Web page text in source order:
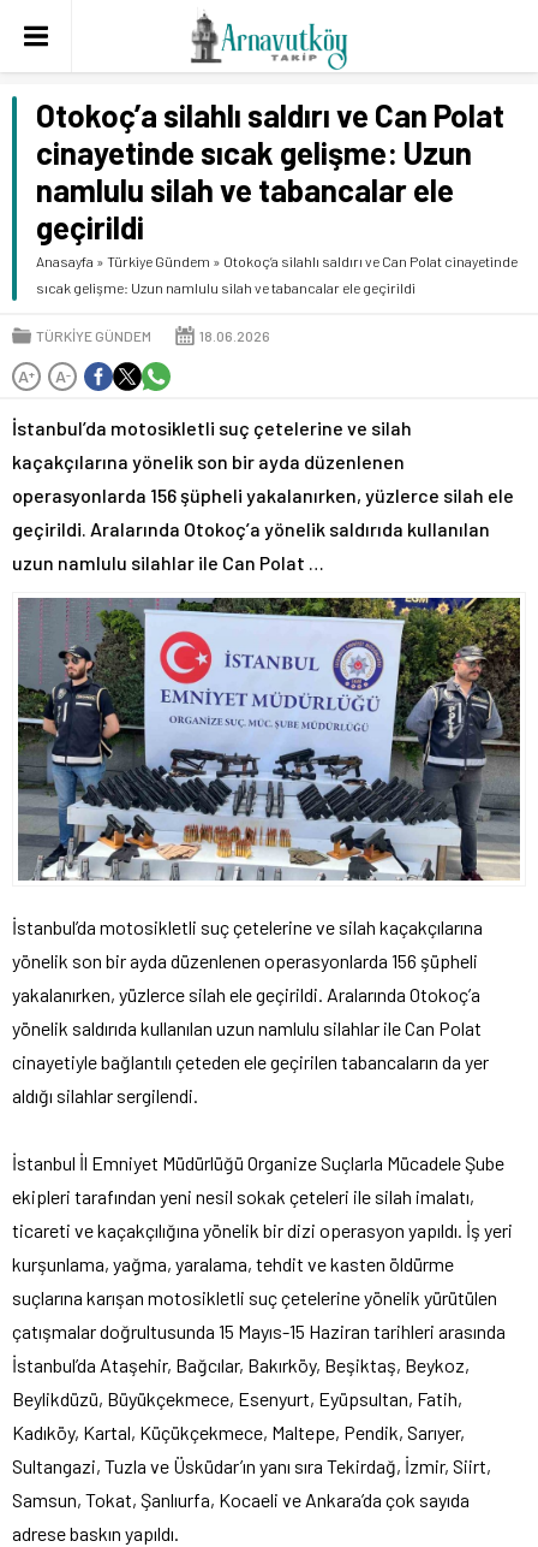
Otokoç’a silahlı saldırı ve Can Polat
cinayetinde sıcak gelişme: Uzun
namlulu silah ve tabancalar ele
geçirildi
Anasayfa » Türkiye Gündem » Otokoç’a silahlı saldırı ve Can Polat cinayetinde
sıcak gelişme: Uzun namlulu silah ve tabancalar ele geçirildi
TÜRKIYE GÜNDEM 18.06.2026
A+ A-
İstanbul’da motosikletli suç çetelerine ve silah
kaçakçılarına yönelik son bir ayda düzenlenen
operasyonlarda 156 şüpheli yakalanırken, yüzlerce silah ele
geçirildi. Aralarında Otokoç’a yönelik saldırıda kullanılan
uzun namlulu silahlar ile Can Polat …
İstanbul’da motosikletli suç çetelerine ve silah kaçakçılarına
yönelik son bir ayda düzenlenen operasyonlarda 156 şüpheli
yakalanırken, yüzlerce silah ele geçirildi. Aralarında Otokoç’a
yönelik saldırıda kullanılan uzun namlulu silahlar ile Can Polat
cinayetiyle bağlantılı çeteden ele geçirilen tabancaların da yer
aldığı silahlar sergilendi.
İstanbul İl Emniyet Müdürlüğü Organize Suçlarla Mücadele Şube
ekipleri tarafından yeni nesil sokak çeteleri ile silah imalatı,
ticareti ve kaçakçılığına yönelik bir dizi operasyon yapıldı. İş yeri
kurşunlama, yağma, yaralama, tehdit ve kasten öldürme
suçlarına karışan motosikletli suç çetelerine yönelik yürütülen
çatışmalar doğrultusunda 15 Mayıs-15 Haziran tarihleri arasında
İstanbul’da Ataşehir, Bağcılar, Bakırköy, Beşiktaş, Beykoz,
Beylikdüzü, Büyükçekmece, Esenyurt, Eyüpsultan, Fatih,
Kadıköy, Kartal, Küçükçekmece, Maltepe, Pendik, Sarıyer,
Sultangazi, Tuzla ve Üsküdar’ın yanı sıra Tekirdağ, İzmir, Siirt,
Samsun, Tokat, Şanlıurfa, Kocaeli ve Ankara’da çok sayıda
adrese baskın yapıldı.